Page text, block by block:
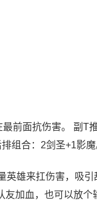
前面抗伤害。 副T
组合：2剑圣+1影魔
英雄来扛伤害，吸引
加血，也可以放个